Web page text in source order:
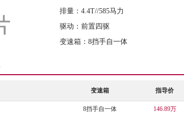
排量：4.4T//585马力
驱动：前置四驱
变速箱：8挡手自一体
变速箱 指导价
8挡手自一体 146.89万